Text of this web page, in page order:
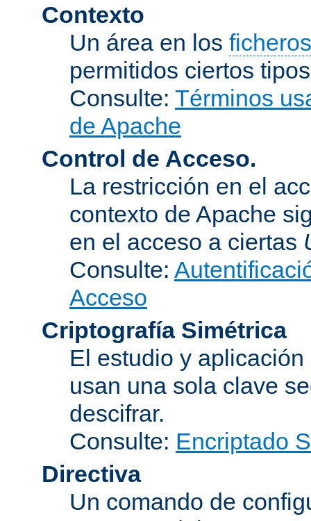
Contexto
Un área en los
permitidos ciertos
Consulte: Términos
de Apache
Control de Acceso.
La restricción en el
contexto de Apache
en el acceso a ciertas
Consulte:
Acceso
Criptografía Simétrica
El estudio y
usan una sola clave
descifrar.
Consulte: Encriptado
Directiva
Un comando de